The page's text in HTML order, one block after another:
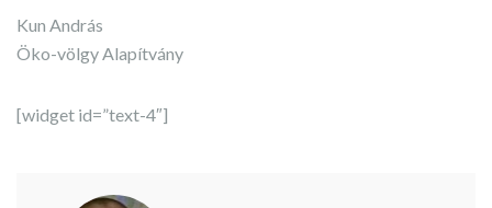
Kun András
Öko-völgy Alapítvány
[widget id=”text-4″]